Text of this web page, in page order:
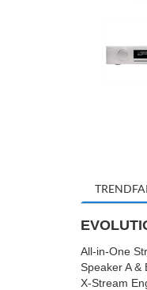
All-in-One
Speaker A &
X-Stream